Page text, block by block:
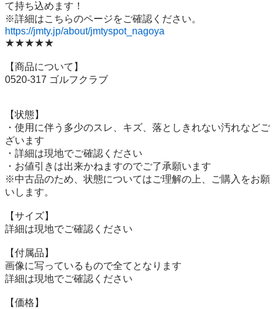
て持ち込めます！
https://jmty.jp/about/jmtyspot_nagoya
★★★★★
【商品について】
0520-317 ゴルフクラブ
【状態】
・使用に伴う多少のスレ、キズ、落としきれない汚れなどご
ざいます
・詳細は現地でご確認ください
・お値引きは出来かねますのでご了承願います
※中古品のため、状態についてはご理解の上、ご購入をお願
いします。
【サイズ】
詳細は現地でご確認ください
【付属品】
画像に写っているもので全てとなります
詳細は現地でご確認ください
【価格】